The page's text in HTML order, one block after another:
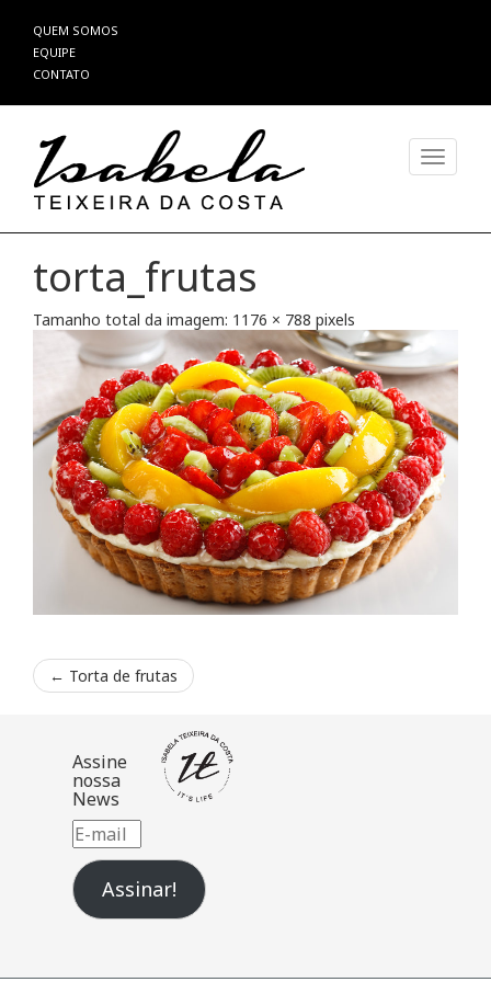
Pular
para
o
QUEM SOMOS
EQUIPE
CONTATO
torta_frutas
Tamanho total da imagem: 1176 × 788 pixels
← Torta de frutas
Assine
nossa
News
E-
mail
Assinar!